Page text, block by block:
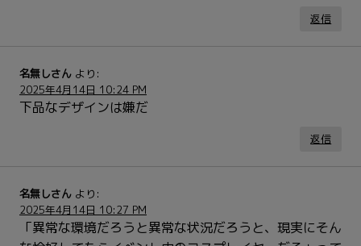
返信
名無しさん より:
2025年4月14日 10:24 PM
下品なデザインは嫌だ
返信
名無しさん より:
2025年4月14日 10:27 PM
「異常な環境だろうと異常な状況だろうと、現実にそん